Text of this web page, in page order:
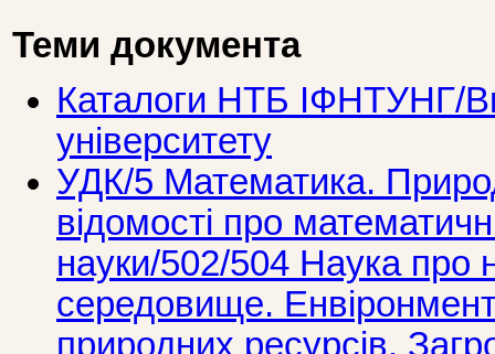
Теми документа
Каталоги НТБ ІФНТУНГ/
університету
УДК/5 Математика.
вiдомостi про
науки/502/504 Наука про
середовище.
природних ресурсів.